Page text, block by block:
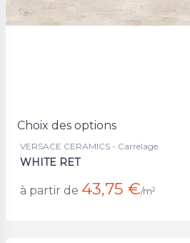
Choix des options
VERSACE CERAMICS - Carrelage
WHITE RET
à partir de 43,75 €/m²